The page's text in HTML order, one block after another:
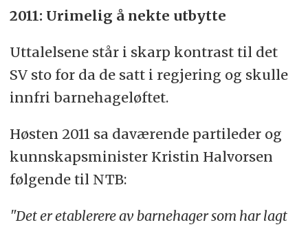
2011: Urimelig å nekte utbytte
Uttalelsene står i skarp kontrast til det
SV sto for da de satt i regjering og skulle
innfri barnehageløftet.
Høsten 2011 sa daværende partileder og
kunnskapsminister Kristin Halvorsen
følgende til NTB:
"Det er etablerere av barnehager som har lagt